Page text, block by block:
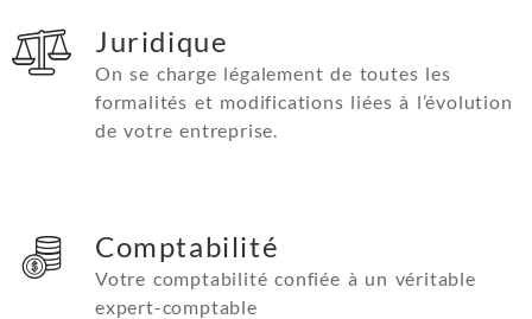
Juridique
On se charge légalement de toutes les
formalités et modifications liées à l’évolution
de votre entreprise.
Comptabilité
Votre comptabilité confiée à un véritable
expert-comptable